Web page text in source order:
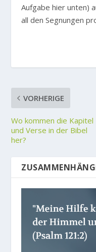
Aufgabe hier unten)
all den Segnungen
VORHERIGE
Wo kommen die Kapitel
und Verse in der Bibel
her?